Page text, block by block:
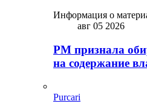
Информация о
авг 05 2026
PM признала
на содержание
Purcari